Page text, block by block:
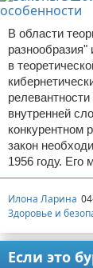
В области
разнообразия"
в
внутренней
конкурентном
закон
1956 году. Его
Илона Ларина
Здоровье и
Если это